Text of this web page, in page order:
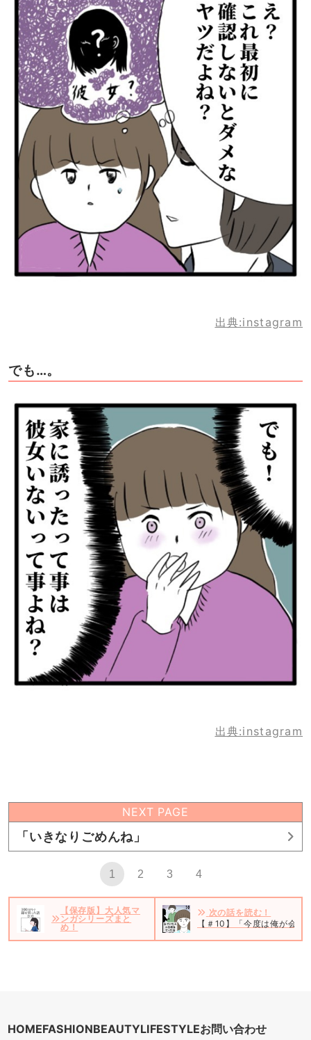
出典:instagram
でも…。
出典:instagram
NEXT PAGE
「いきなりごめんね」
1 2 3 4
【保存版】大人気マ
ンガシリーズまと
め！
次の話を読む！
【＃10】「今度は俺が会
HOMEFASHIONBEAUTYLIFESTYLEお問い合わせ